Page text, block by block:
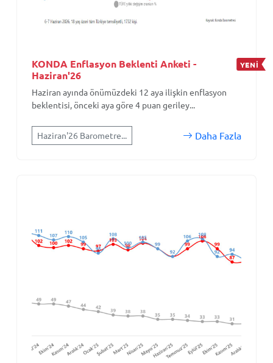
KONDA Enflasyon Beklenti Anketi -
Haziran'26
YENİ
Haziran ayında önümüzdeki 12 aya ilişkin enflasyon
beklentisi, önceki aya göre 4 puan geriley...
Haziran'26 Barometre... Daha Fazla